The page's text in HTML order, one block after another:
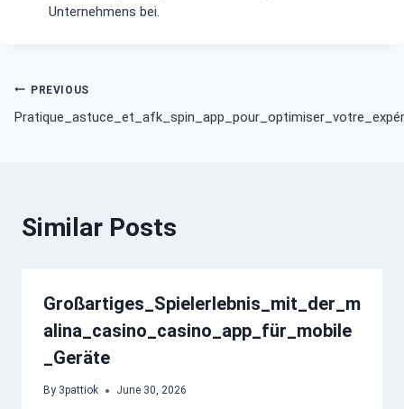
Unternehmens bei.
Post
navigation
PREVIOUS
Similar Posts
Großartiges_Spielerlebnis_mit_der_m
alina_casino_casino_app_für_mobile
_Geräte
By 3pattiok June 30, 2026